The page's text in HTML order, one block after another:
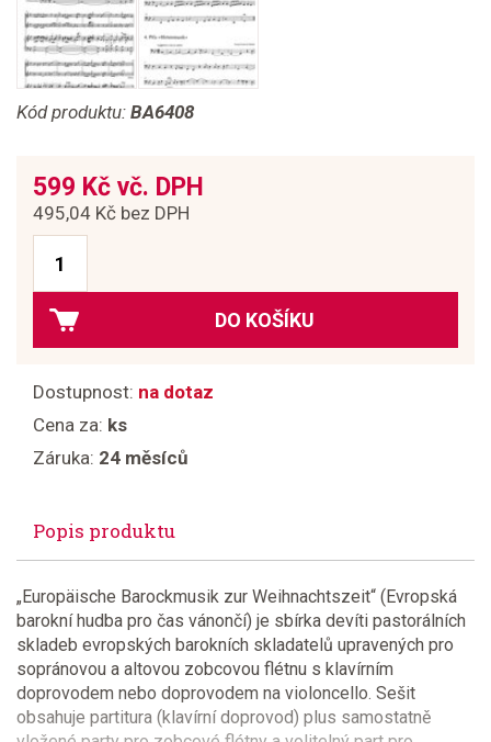
Kód produktu: BA6408
599 Kč vč. DPH
495,04 Kč bez DPH
DO KOŠÍKU
Dostupnost: na dotaz
Cena za: ks
Záruka: 24 měsíců
Popis produktu
„Europäische Barockmusik zur Weihnachtszeit“ (Evropská
barokní hudba pro čas vánončí) je sbírka devíti pastorálních
skladeb evropských barokních skladatelů upravených pro
sopránovou a altovou zobcovou flétnu s klavírním
doprovodem nebo doprovodem na violoncello. Sešit
obsahuje partitura (klavírní doprovod) plus samostatně